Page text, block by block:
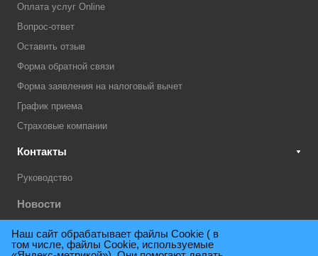
Оплата услуг Online
Вопрос-ответ
Оставить отзыв
Форма обратной связи
Форма заявления на налоговый вычет
График приема
Страховые компании
Контакты
Руководство
Новости
Техническая поддержка
Наш сайт обрабатывает файлы Cookie ( в
том числе, файлы Cookie, используемые